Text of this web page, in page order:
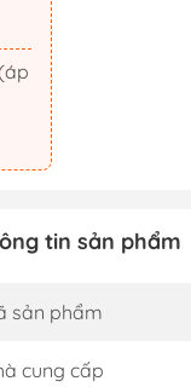
Xúc
Dục
tin sản phẩm
sản phẩm
cung cấp